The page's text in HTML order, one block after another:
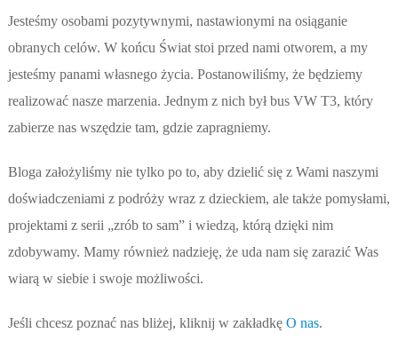
Jesteśmy osobami pozytywnymi, nastawionymi na osiąganie
obranych celów. W końcu Świat stoi przed nami otworem, a my
jesteśmy panami własnego życia. Postanowiliśmy, że będziemy
realizować nasze marzenia. Jednym z nich był bus VW T3, który
zabierze nas wszędzie tam, gdzie zapragniemy.
Bloga założyliśmy nie tylko po to, aby dzielić się z Wami naszymi
doświadczeniami z podróży wraz z dzieckiem, ale także pomysłami,
projektami z serii „zrób to sam” i wiedzą, którą dzięki nim
zdobywamy. Mamy również nadzieję, że uda nam się zarazić Was
wiarą w siebie i swoje możliwości.
Jeśli chcesz poznać nas bliżej, kliknij w zakładkę O nas.